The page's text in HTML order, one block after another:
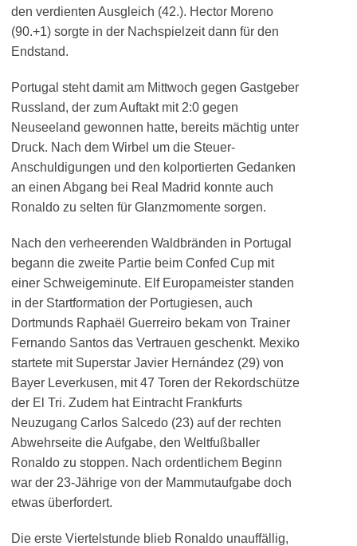
den verdienten Ausgleich (42.). Hector Moreno
(90.+1) sorgte in der Nachspielzeit dann für den
Endstand.
Portugal steht damit am Mittwoch gegen Gastgeber
Russland, der zum Auftakt mit 2:0 gegen
Neuseeland gewonnen hatte, bereits mächtig unter
Druck. Nach dem Wirbel um die Steuer-
Anschuldigungen und den kolportierten Gedanken
an einen Abgang bei Real Madrid konnte auch
Ronaldo zu selten für Glanzmomente sorgen.
Nach den verheerenden Waldbränden in Portugal
begann die zweite Partie beim Confed Cup mit
einer Schweigeminute. Elf Europameister standen
in der Startformation der Portugiesen, auch
Dortmunds Raphaël Guerreiro bekam von Trainer
Fernando Santos das Vertrauen geschenkt. Mexiko
startete mit Superstar Javier Hernández (29) von
Bayer Leverkusen, mit 47 Toren der Rekordschütze
der El Tri. Zudem hat Eintracht Frankfurts
Neuzugang Carlos Salcedo (23) auf der rechten
Abwehrseite die Aufgabe, den Weltfußballer
Ronaldo zu stoppen. Nach ordentlichem Beginn
war der 23-Jährige von der Mammutaufgabe doch
etwas überfordert.
Die erste Viertelstunde blieb Ronaldo unauffällig,